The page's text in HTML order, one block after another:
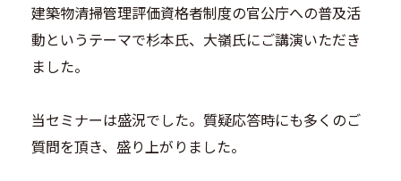
建築物清掃管理評価資格者制度の官公庁への普及活
動というテーマで杉本氏、大嶺氏にご講演いただき
ました。
当セミナーは盛況でした。質疑応答時にも多くのご
質問を頂き、盛り上がりました。